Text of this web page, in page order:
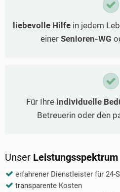
liebevolle Hilfe in jedem
einer Senioren-WG
Für Ihre individuelle
Betreuerin oder den
Unser Leistungsspektrum
erfahrener Dienstleister für 24-
transparente Kosten